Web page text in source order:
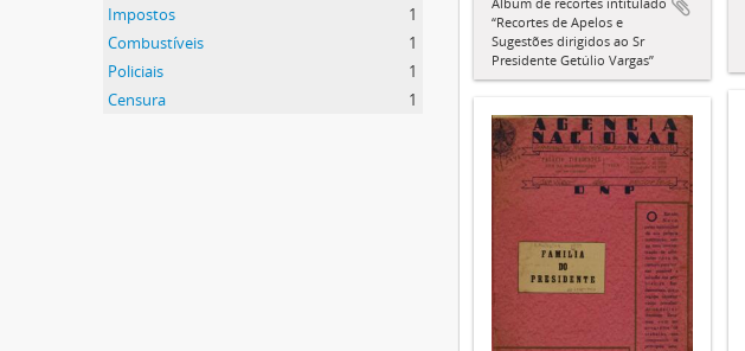
Impostos
1
Combustíveis
1
Policiais
1
Censura
1
“Recortes de Apelos e
Sugestões dirigidos ao Sr
Presidente Getúlio Vargas”